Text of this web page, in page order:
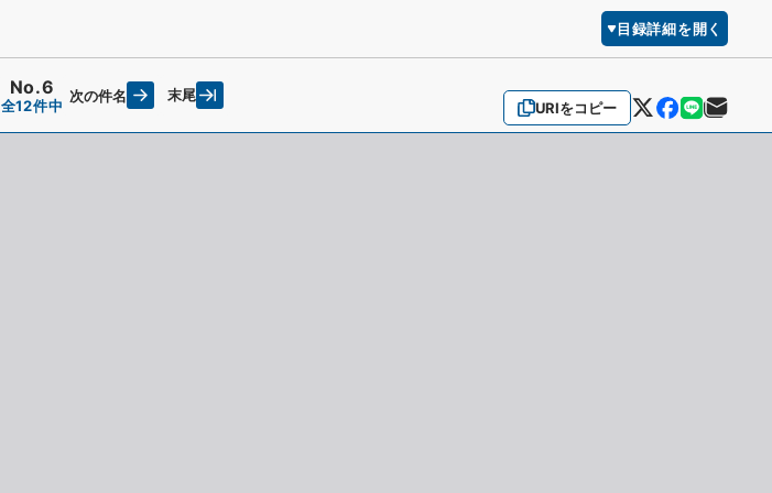
目録詳細を開く
URIをコピー
No.6
全12件中
次の件名 末尾